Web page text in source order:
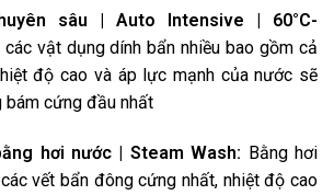
sâu | Auto Intensive | 60°C-
vật dụng dính bẩn nhiều bao gồm cả
độ cao và áp lực mạnh của nước sẽ
bám cứng đầu nhất
hơi nước | Steam Wash: Bằng hơi
vết bẩn đông cứng nhất, nhiệt độ cao